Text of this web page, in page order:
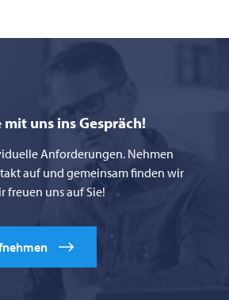
mit uns ins Gespräch!
Anforderungen. Nehmen
auf und gemeinsam finden wir
freuen uns auf Sie!